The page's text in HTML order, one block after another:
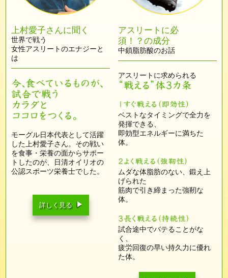
上村愛子さんに聞く
世界で戦う
女性アスリートのエナジーと
は
モーグル日本代表として活躍
した上村愛子さん。 その戦い
を食事・栄養の面からサポー
トしたのが、日清オイリオの
公認スポーツ栄養士でした。
詳しく見る
アスリートに必
須！？の成分
中鎖脂肪酸のお話
アスリートに求められる
ベストなタイミングで全力を
発揮できる、
即効型エネルギーに満ちた
体。
ムダな体脂肪のない、鍛え上
げられた
筋肉で引き締まった強靭な
体。
試合途中でバテることがな
く、
疲労回復の早い持久力に優れ
た体。